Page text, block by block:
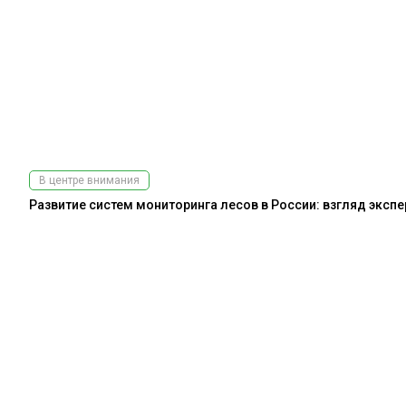
В центре внимания
Развитие систем мониторинга лесов в России: взгляд